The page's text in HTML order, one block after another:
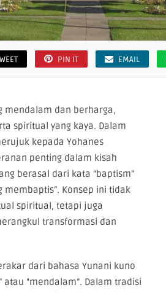
PIN IT EMAIL
mendalam dan berharga,
spiritual yang kaya. Dalam
kepada Yohanes
penting dalam kisah
berasal dari kata “baptism”
membaptis”. Konsep ini tidak
spiritual, tetapi juga
transformasi dan
dari bahasa Yunani kuno
atau “mendalam”. Dalam tradisi